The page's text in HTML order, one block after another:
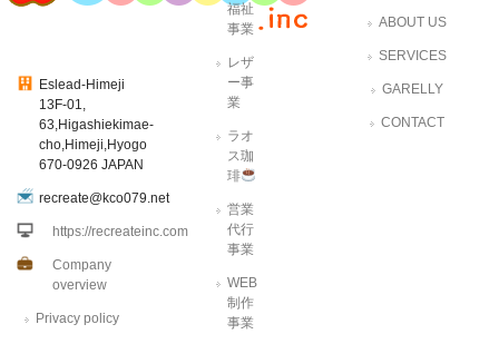
Eslead-Himeji
13F-01,
63,Higashiekimae-
cho,Himeji,Hyogo
670-0926 JAPAN
recreate@kco079.net
https://recreateinc.com
Company
overview
Privacy policy
福祉
事業
レザ
ー事
業
ラオ
ス珈
琲
営業
代行
事業
WEB
制作
事業
ABOUT US
SERVICES
GARELLY
CONTACT